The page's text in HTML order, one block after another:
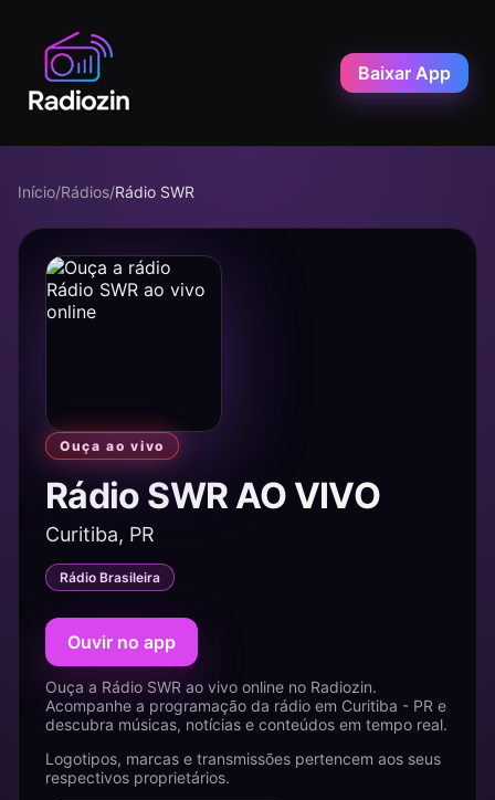
Baixar App
Início/Rádios/Rádio SWR
Ouça ao vivo
Rádio SWR AO VIVO
Curitiba, PR
Rádio Brasileira
Ouvir no app
Ouça a Rádio SWR ao vivo online no Radiozin.
Acompanhe a programação da rádio em Curitiba - PR e
descubra músicas, notícias e conteúdos em tempo real.
Logotipos, marcas e transmissões pertencem aos seus
respectivos proprietários.